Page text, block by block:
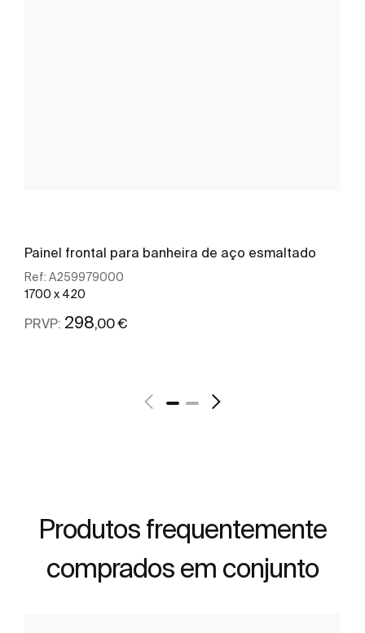
Painel frontal para banheira de aço esmaltado
Ref: A259979000
1700 x 420
PRVP: 298,00 €
Produtos frequentemente
comprados em conjunto